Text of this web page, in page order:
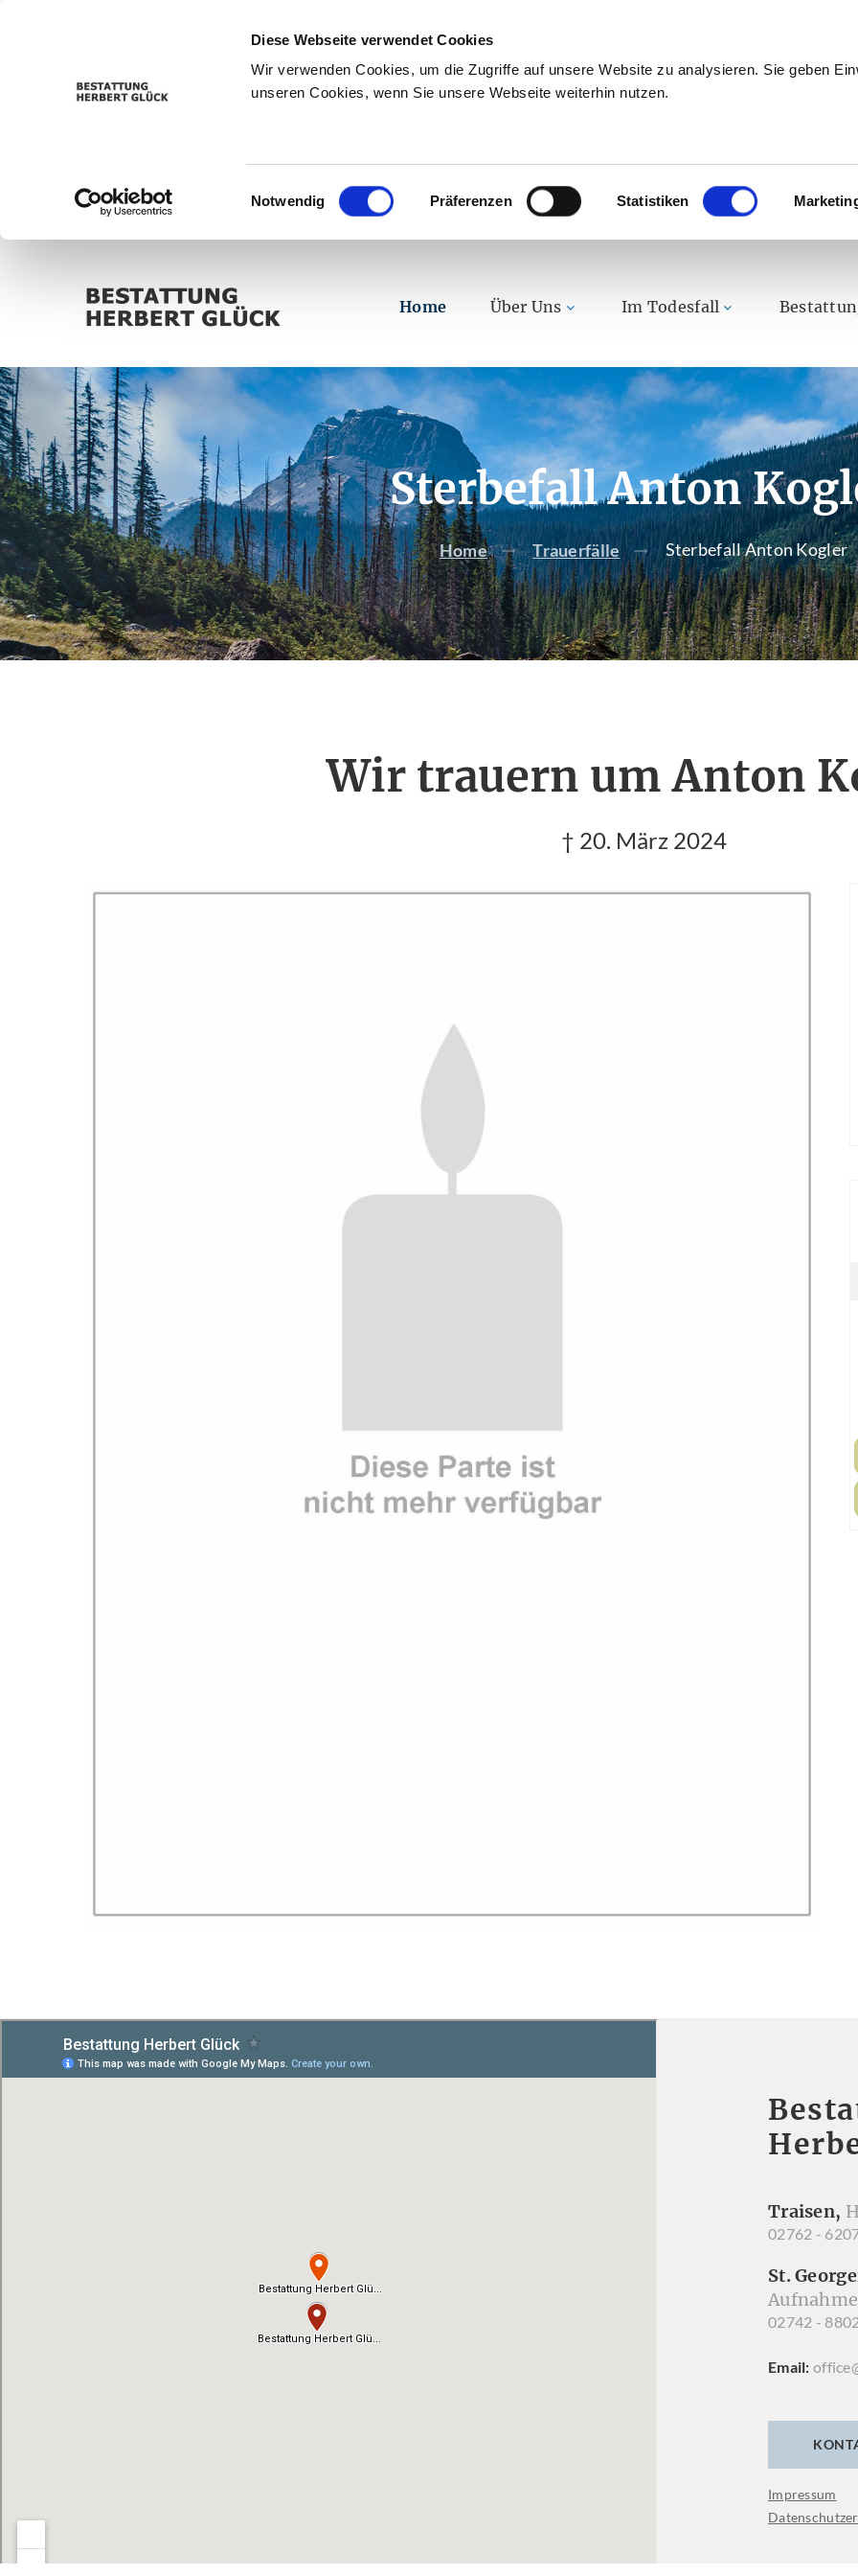
Diese Webseite verwendet Cookies
Wir verwenden Cookies, um die Zugriffe auf unsere Website zu analysieren. Sie geben
unseren Cookies, wenn Sie unsere Webseite weiterhin nutzen.
Einwilligungsauswahl
Notwendig Präferenzen Statistiken
Home Über Uns Im Todesfall
Sterbefall Anton
Home Trauerfälle Sterbefall Anton Kogler
Wir trauern um Anton
† 20. März 2024
Traisen,
02762 -
St.
02742 -
Email
Impressum